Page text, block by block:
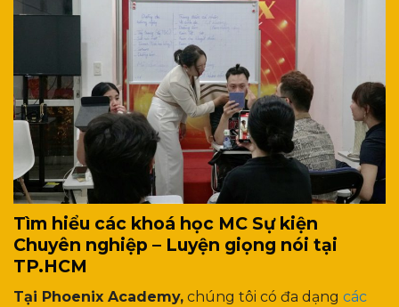
Tìm hiểu các khoá học MC Sự kiện
Chuyên nghiệp – Luyện giọng nói tại
TP.HCM
Tại Phoenix Academy, chúng tôi có đa dạng các